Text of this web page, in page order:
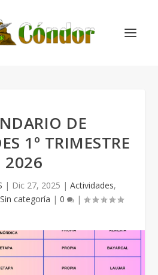
DE
1º TRIMESTRE
2026
| Dic 27, 2025 | Actividades,
Sin categoría | 0 |